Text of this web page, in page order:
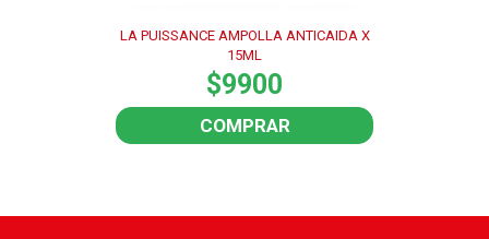
LA PUISSANCE AMPOLLA ANTICAIDA X
15ML
$9900
COMPRAR